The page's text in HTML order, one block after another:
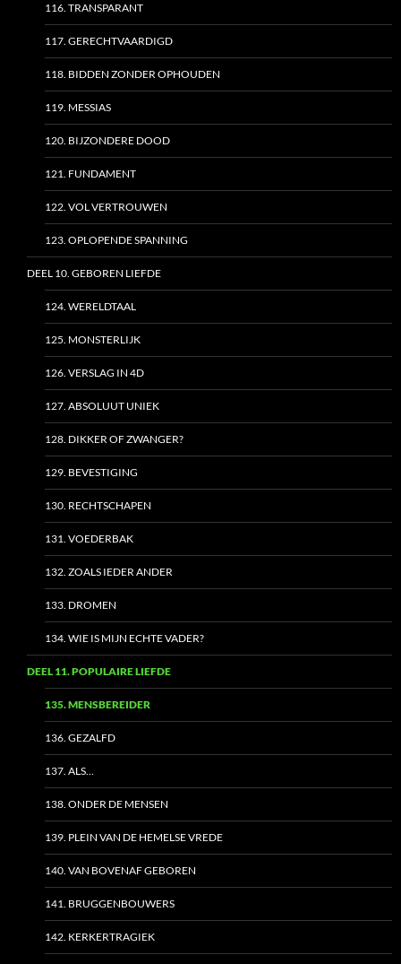
116. TRANSPARANT
117. GERECHTVAARDIGD
118. BIDDEN ZONDER OPHOUDEN
119. MESSIAS
120. BIJZONDERE DOOD
121. FUNDAMENT
122. VOL VERTROUWEN
123. OPLOPENDE SPANNING
DEEL 10. GEBOREN LIEFDE
124. WERELDTAAL
125. MONSTERLIJK
126. VERSLAG IN 4D
127. ABSOLUUT UNIEK
128. DIKKER OF ZWANGER?
129. BEVESTIGING
130. RECHTSCHAPEN
131. VOEDERBAK
132. ZOALS IEDER ANDER
133. DROMEN
134. WIE IS MIJN ECHTE VADER?
DEEL 11. POPULAIRE LIEFDE
135. MENSBEREIDER
136. GEZALFD
137. ALS…
138. ONDER DE MENSEN
139. PLEIN VAN DE HEMELSE VREDE
140. VAN BOVENAF GEBOREN
141. BRUGGENBOUWERS
142. KERKERTRAGIEK